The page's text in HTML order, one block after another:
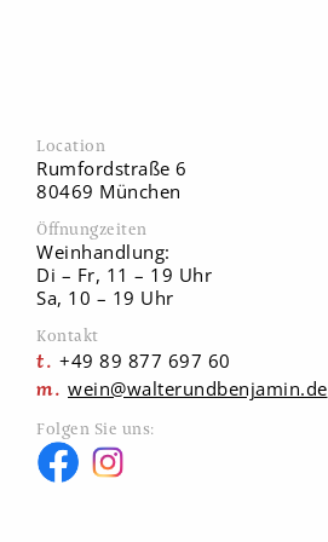
Location
Rumfordstraße 6
80469 München
Öffnungzeiten
Weinhandlung:
Di – Fr, 11 – 19 Uhr
Sa, 10 – 19 Uhr
Kontakt
+49 89 877 697 60
wein@walterundbenjamin.de
Folgen Sie uns: